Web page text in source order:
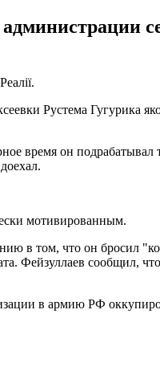
Рустема Гугурика
время он подрабатывал
мотивированным.
в том, что он бросил
Фейзуллаев сообщил,
в армию РФ